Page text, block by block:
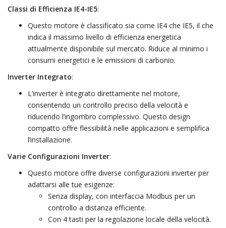
Classi di Efficienza IE4-IE5:
Questo motore è classificato sia come IE4 che IE5, il che
indica il massimo livello di efficienza energetica
attualmente disponibile sul mercato. Riduce al minimo i
consumi energetici e le emissioni di carbonio.
Inverter Integrato:
L’inverter è integrato direttamente nel motore,
consentendo un controllo preciso della velocità e
riducendo l’ingombro complessivo. Questo design
compatto offre flessibilità nelle applicazioni e semplifica
l’installazione.
Varie Configurazioni Inverter:
Questo motore offre diverse configurazioni inverter per
adattarsi alle tue esigenze:
Senza display, con interfaccia Modbus per un
controllo a distanza efficiente.
Con 4 tasti per la regolazione locale della velocità.